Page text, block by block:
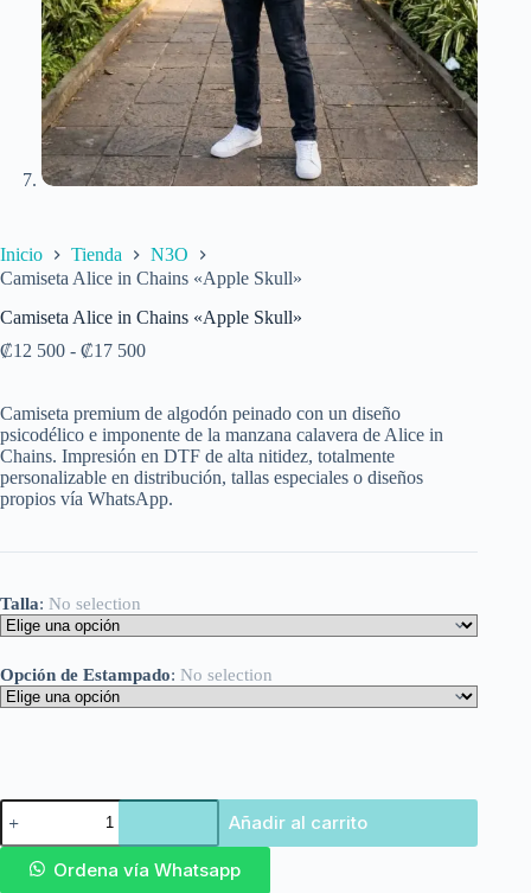
Inicio Tienda
N3O
Camiseta Alice in Chains «Apple Skull»
Camiseta Alice in Chains «Apple Skull»
₡12 500 - ₡17 500
Camiseta premium de algodón peinado con un diseño
psicodélico e imponente de la manzana calavera de Alice in
Chains. Impresión en DTF de alta nitidez, totalmente
personalizable en distribución, tallas especiales o diseños
propios vía WhatsApp.
Talla: No selection
Opción de Estampado: No selection
Añadir al carrito
Ordena vía Whatsapp